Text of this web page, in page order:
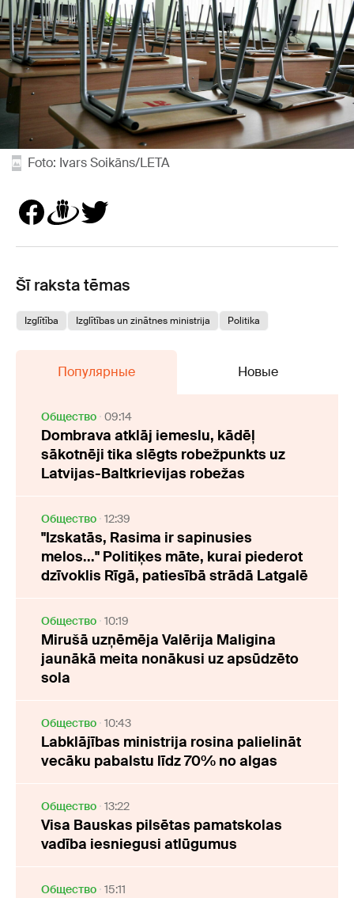
Foto: Ivars Soikāns/LETA
Šī raksta tēmas
Izglītība Izglītības un zinātnes ministrija Politika
Популярные Новые
Oбщество 09:14
Dombrava atklāj iemeslu, kādēļ
sākotnēji tika slēgts robežpunkts uz
Latvijas-Baltkrievijas robežas
Oбщество 12:39
"Izskatās, Rasima ir sapinusies
melos..." Politiķes māte, kurai piederot
dzīvoklis Rīgā, patiesībā strādā Latgalē
Oбщество 10:19
Mirušā uzņēmēja Valērija Maligina
jaunākā meita nonākusi uz apsūdzēto
sola
Oбщество 10:43
Labklājības ministrija rosina palielināt
vecāku pabalstu līdz 70% no algas
Oбщество 13:22
Visa Bauskas pilsētas pamatskolas
vadība iesniegusi atlūgumus
Oбщество 15:11